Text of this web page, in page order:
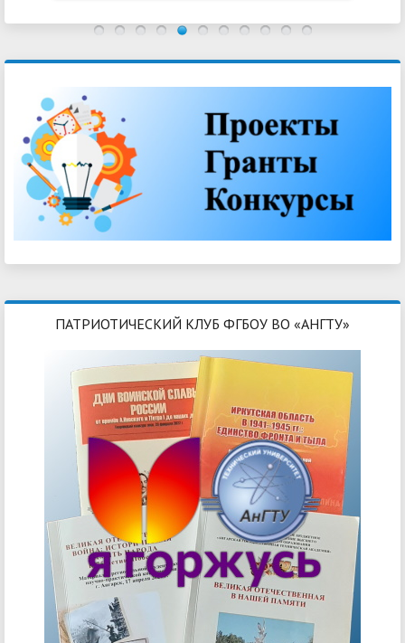
ПАТРИОТИЧЕСКИЙ КЛУБ ФГБОУ ВО «АНГТУ»